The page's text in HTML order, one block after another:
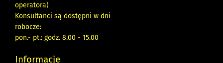
operatora)
Konsultanci są dostępni w dni
robocze:
pon.- pt.: godz. 8.00 - 15.00
Informacje